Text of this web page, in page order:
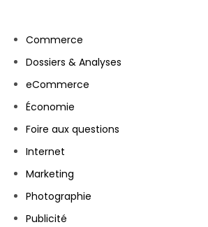
Commerce
Dossiers & Analyses
eCommerce
Économie
Foire aux questions
Internet
Marketing
Photographie
Publicité